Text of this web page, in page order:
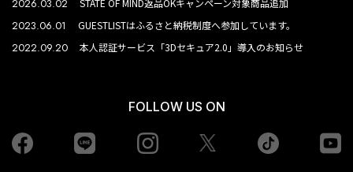
2026.03.02
2023.06.01 GUESTLISTはふるさと納税制度へ参加しています。
2022.09.20 本人認証サービス「3Dセキュア2.0」導入のお知らせ
FOLLOW US ON
Facebook Instagram tiktok